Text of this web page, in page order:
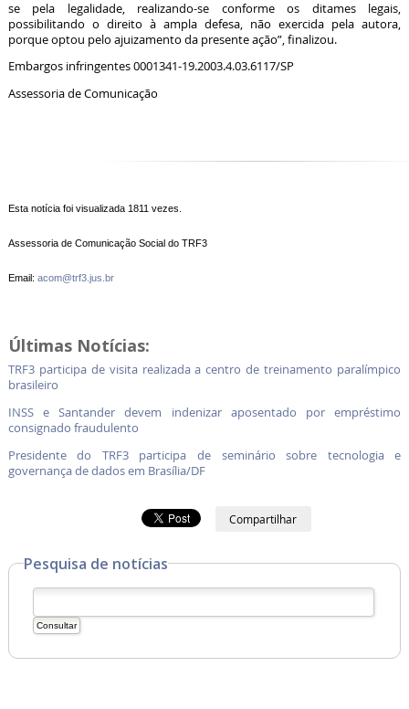
se pela legalidade, realizando-se conforme os ditames legais,
possibilitando o direito à ampla defesa, não exercida pela autora,
porque optou pelo ajuizamento da presente ação”, finalizou.
Embargos infringentes 0001341-19.2003.4.03.6117/SP
Assessoria de Comunicação
Esta notícia foi visualizada 1811 vezes.
Assessoria de Comunicação Social do TRF3
Email: acom@trf3.jus.br
Últimas Notícias:
TRF3 participa de visita realizada a centro de treinamento paralímpico
brasileiro
INSS e Santander devem indenizar aposentado por empréstimo
consignado fraudulento
Presidente do TRF3 participa de seminário sobre tecnologia e
governança de dados em Brasília/DF
Compartilhar
Pesquisa de notícias